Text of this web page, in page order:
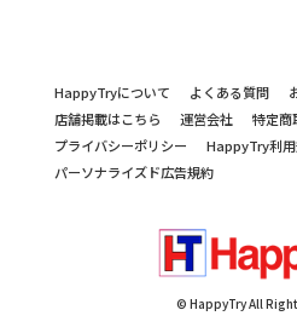
HappyTryについて よくある質問
店舗掲載はこちら
運営会社
特定商
プライバシーポリシー
HappyTry利
パーソナライズド広告規約
© HappyTry All